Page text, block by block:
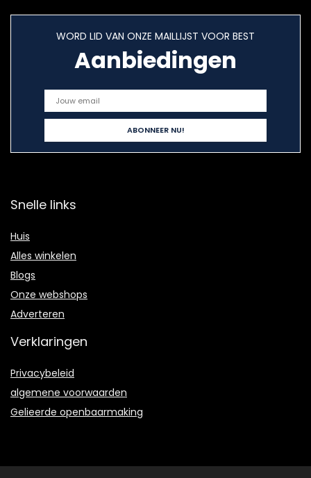
WORD LID VAN ONZE MAILLIJST VOOR BEST
Aanbiedingen
Snelle links
Huis
Alles winkelen
Blogs
Onze webshops
Adverteren
Verklaringen
Privacybeleid
algemene voorwaarden
Gelieerde openbaarmaking